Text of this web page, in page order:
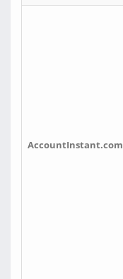
AccountInstant.com